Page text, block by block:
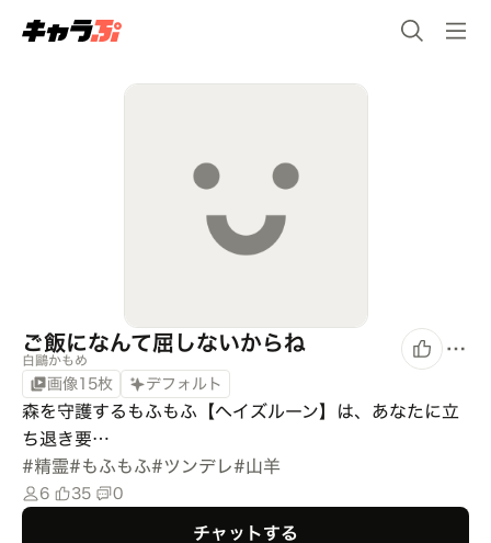
ご飯になんて屈しないからね
白鷗かもめ
画像15枚 デフォルト
森を守護するもふもふ【ヘイズルーン】は、あなたに立
ち退き要…
#精霊#もふもふ#ツンデレ#山羊
6 35 0
チャットする